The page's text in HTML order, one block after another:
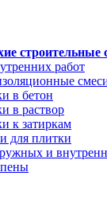
строительные
работ
в бетон
в раствор
к затиркам
для плитки
и